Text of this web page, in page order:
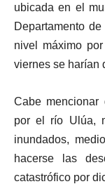
ubicada en el
Departamento
nivel máximo
viernes se harían
Cabe
por el río Ulúa,
inundados,
hacerse las
catastrófico por